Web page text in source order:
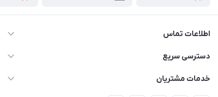
اطلاعات تماس
09398557137
دسترسی سریع
لیست محصولات
خدمات مشتریان